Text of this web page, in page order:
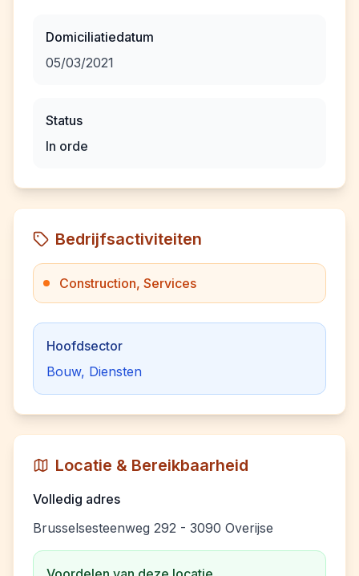
Domiciliatiedatum
05/03/2021
Status
In orde
Bedrijfsactiviteiten
Construction, Services
Hoofdsector
Bouw, Diensten
Locatie & Bereikbaarheid
Volledig adres
Brusselsesteenweg 292 - 3090 Overijse